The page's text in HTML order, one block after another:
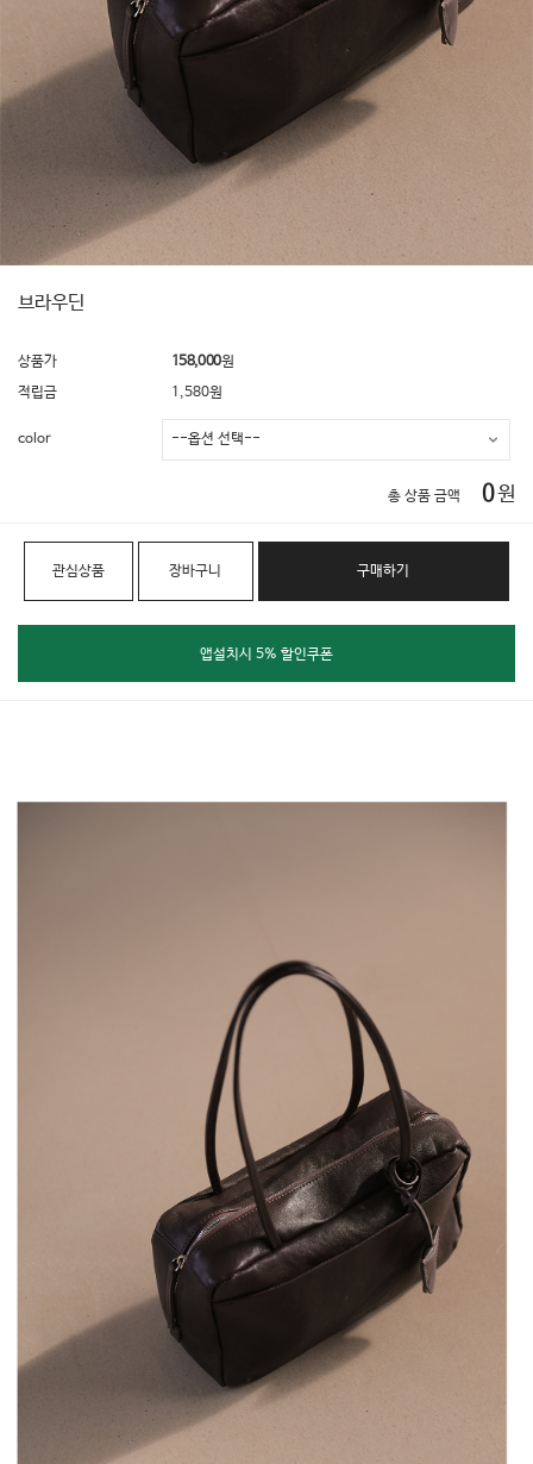
브라우딘
상품가 158,000원
적립금
1,580원
color
총 상품 금액 0원
관심상품 장바구니 구매하기